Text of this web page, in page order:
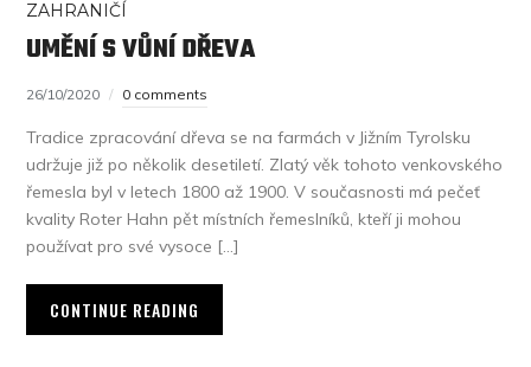
ZAHRANIČÍ
UMĚNÍ S VŮNÍ DŘEVA
26/10/2020 0 comments
Tradice zpracování dřeva se na farmách v Jižním Tyrolsku
udržuje již po několik desetiletí. Zlatý věk tohoto venkovského
řemesla byl v letech 1800 až 1900. V současnosti má pečeť
kvality Roter Hahn pět místních řemeslníků, kteří ji mohou
používat pro své vysoce […]
CONTINUE READING